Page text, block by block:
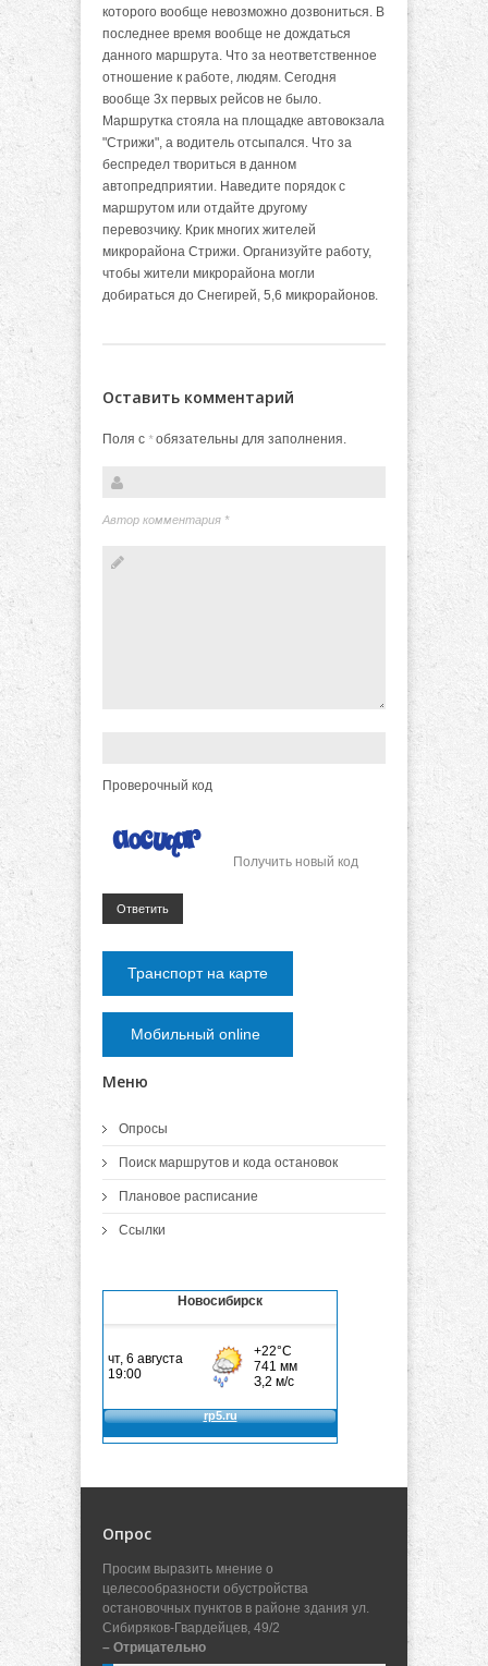
которого вообще невозможно дозвониться. В
последнее время вообще не дождаться
данного маршрута. Что за неответственное
отношение к работе, людям. Сегодня
вообще 3х первых рейсов не было.
Маршрутка стояла на площадке автовокзала
"Стрижи", а водитель отсыпался. Что за
беспредел твориться в данном
автопредприятии. Наведите порядок с
маршрутом или отдайте другому
перевозчику. Крик многих жителей
микрорайона Стрижи. Организуйте работу,
чтобы жители микрорайона могли
добираться до Снегирей, 5,6 микрорайонов.
Оставить комментарий
Поля с *обязательны для заполнения.
Автор комментария *
Проверочный код
Получить новый код
Ответить
Транспорт на карте
Мобильный online
Меню
Опросы
Поиск маршрутов и кода остановок
Плановое расписание
Ссылки
Новосибирск
Опрос
Просим выразить мнение о
целесообразности обустройства
остановочных пунктов в районе здания ул.
Сибиряков-Гвардейцев, 49/2
– Отрицательно